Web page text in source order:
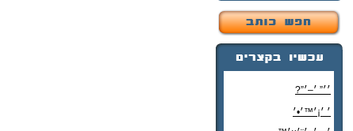
׳׳” ׳–׳”?
׳ ׳¡׳™׳•׳